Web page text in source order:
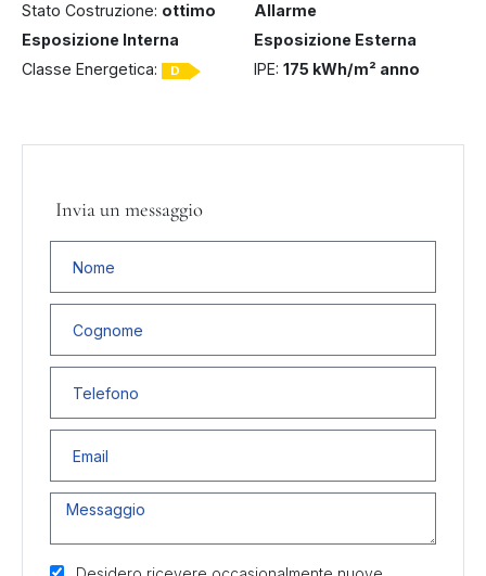
Stato Costruzione: ottimo
Allarme
Esposizione Interna
Esposizione Esterna
Classe Energetica:
D IPE: 175 kWh/m² anno
Invia un messaggio